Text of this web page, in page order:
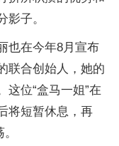
影子。
也在今年8月宣布
联合创始人，她的
这位“盒马一姐”在
将短暂休息，再